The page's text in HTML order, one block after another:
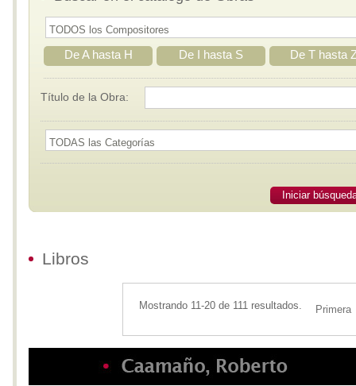
De A hasta H De I hasta S De T hasta
Título de la Obra:
Iniciar
Libros
Mostrando 11-20 de 111 resultados. Primera